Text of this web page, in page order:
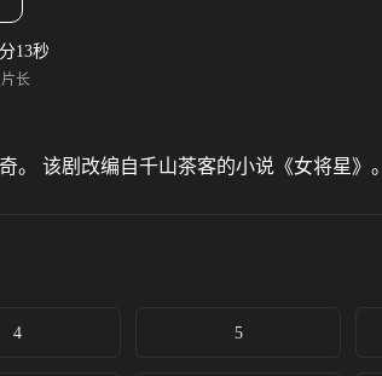
13秒
片长
该剧改编自千山茶客的小说《女将星》。
4 5